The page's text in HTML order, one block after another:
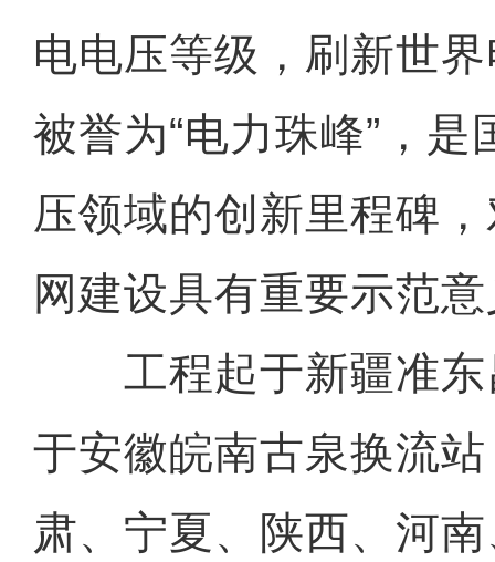
电电压等级，刷新世
被誉为“电力珠峰”，
压领域的创新里程碑
网建设具有重要示范
工程起于新疆准东
于安徽皖南古泉换流
肃、宁夏、陕西、河